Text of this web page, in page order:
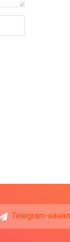
Telegram-канал